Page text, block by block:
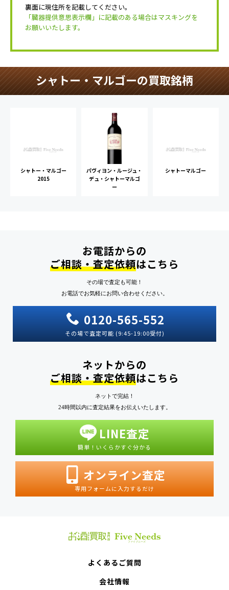
裏面に現住所を記載してください。
「臓器提供意思表示欄」に記載のある場合はマスキングを
お願いいたします。
シャトー・マルゴーの買取銘柄
シャトー・マルゴー
2015
パヴィヨン・ルージュ・
デュ・シャトーマルゴ
ー
シャトーマルゴー
お電話からの
ご相談・査定依頼はこちら
その場で査定も可能！
お電話でお気軽にお問い合わせください。
0120-565-552
その場で査定可能 (9:45-19:00受付)
ネットからの
ご相談・査定依頼はこちら
ネットで完結！
24時間以内に査定結果をお伝えいたします。
LINE査定
簡単！いくらかすぐ分かる
オンライン査定
専用フォームに入力するだけ
よくあるご質問
会社情報